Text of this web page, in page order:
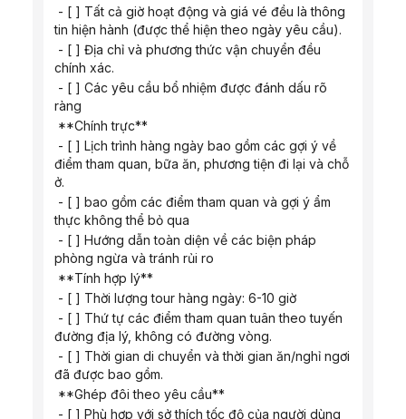
tin hiện hành (được thể hiện theo ngày yêu cầu).
chính xác.
ràng
**Chính trực**
điểm tham quan, bữa ăn, phương tiện đi lại và chỗ
ở.
thực không thể bỏ qua
phòng ngừa và tránh rủi ro
**Tính hợp lý**
- [ ] Thời lượng tour hàng ngày: 6-10 giờ
đường địa lý, không có đường vòng.
đã được bao gồm.
**Ghép đôi theo yêu cầu**